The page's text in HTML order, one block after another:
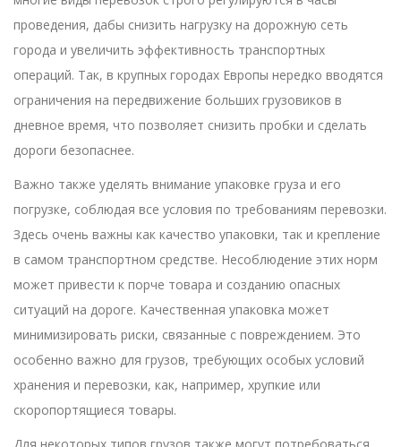
проведения, дабы снизить нагрузку на дорожную сеть
города и увеличить эффективность транспортных
операций. Так, в крупных городах Европы нередко вводятся
ограничения на передвижение больших грузовиков в
дневное время, что позволяет снизить пробки и сделать
дороги безопаснее.
Важно также уделять внимание упаковке груза и его
погрузке, соблюдая все условия по требованиям перевозки.
Здесь очень важны как качество упаковки, так и крепление
в самом транспортном средстве. Несоблюдение этих норм
может привести к порче товара и созданию опасных
ситуаций на дороге. Качественная упаковка может
минимизировать риски, связанные с повреждением. Это
особенно важно для грузов, требующих особых условий
хранения и перевозки, как, например, хрупкие или
скоропортящиеся товары.